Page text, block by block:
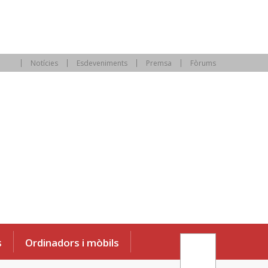
Notícies Esdeveniments Premsa Fòrums
Ordinadors i mòbils